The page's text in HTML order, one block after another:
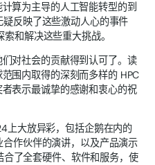
算为主导的人工智能转型的到
反映了这些激动人心的事件
和解决这些重大挑战。
对社会的贡献得到认可了。读
围内取得的深刻而多样的 HPC
表示最诚挚的感谢和衷心的祝
上大放异彩，包括企鹅在内的
作伙伴的演讲，以及产品演示
合了全套硬件、软件和服务，使